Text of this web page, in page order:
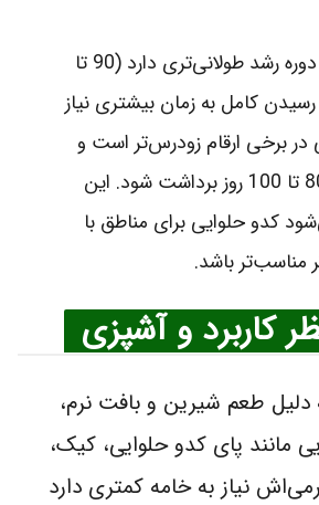
کدو تنبل معمولاً دوره رشد طولانی‌تری دارد (90 تا
رسیدن کامل به زمان بیشتری نیاز
در برخی ارقام زودرس‌تر است و
ممکن است در 80 تا 100 روز برداشت شود. این
کدو حلوایی برای مناطق با
مناسب‌تر باشد.
کاربرد و آشپزی
دلیل طعم شیرین و بافت نرم،
مانند پای کدو حلوایی، کیک،
نیاز به خامه کمتری دارد